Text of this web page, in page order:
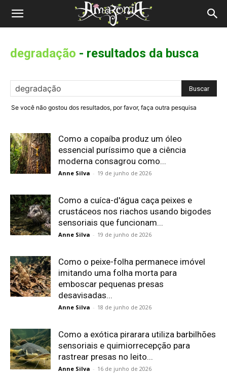
Revista
degradação - resultados da busca
Se você não gostou dos resultados, por favor, faça outra pesquisa
Como a copaíba produz um óleo
essencial puríssimo que a ciência
moderna consagrou como...
Anne Silva - 19 de junho de 2026
Como a cuíca-d'água caça peixes e
crustáceos nos riachos usando bigodes
sensoriais que funcionam...
Anne Silva - 19 de junho de 2026
Como o peixe-folha permanece imóvel
imitando uma folha morta para
emboscar pequenas presas
desavisadas...
Anne Silva - 18 de junho de 2026
Como a exótica pirarara utiliza barbilhões
sensoriais e quimiorrecepção para
rastrear presas no leito...
Anne Silva - 16 de junho de 2026